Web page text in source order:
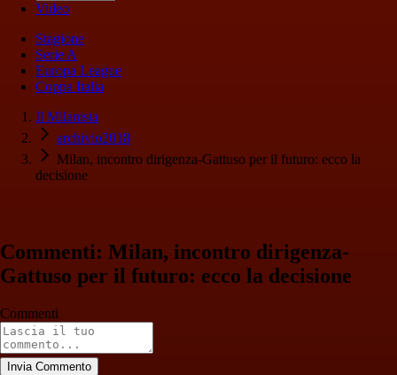
Video
Stagione
Serie A
Europa League
Coppa Italia
Il Milanista
archivio2018
Milan, incontro dirigenza-Gattuso per il futuro: ecco la
decisione
Commenti: Milan, incontro dirigenza-
Gattuso per il futuro: ecco la decisione
Commenti
Invia Commento